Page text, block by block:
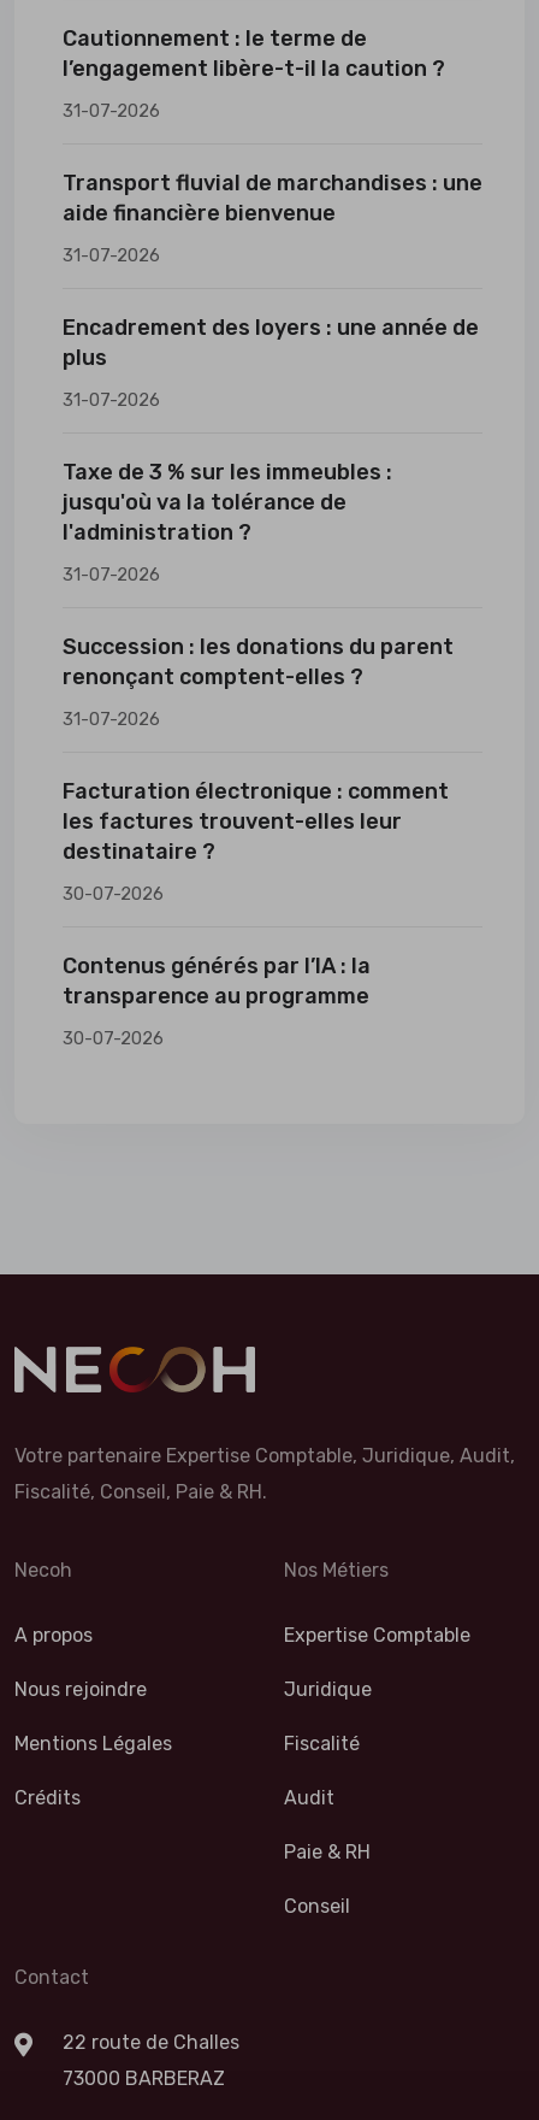
Cautionnement : le terme de
l’engagement libère-t-il la caution ?
31-07-2026
Transport fluvial de marchandises : une
aide financière bienvenue
31-07-2026
Encadrement des loyers : une année de
plus
31-07-2026
Taxe de 3 % sur les immeubles :
jusqu'où va la tolérance de
l'administration ?
31-07-2026
Succession : les donations du parent
renonçant comptent-elles ?
31-07-2026
Facturation électronique : comment
les factures trouvent-elles leur
destinataire ?
30-07-2026
Contenus générés par l’IA : la
transparence au programme
30-07-2026
Votre partenaire Expertise Comptable, Juridique, Audit,
Fiscalité, Conseil, Paie & RH.
Necoh
A propos
Nous rejoindre
Mentions Légales
Crédits
Nos Métiers
Expertise Comptable
Juridique
Fiscalité
Audit
Paie & RH
Conseil
Contact
22 route de Challes
73000 BARBERAZ